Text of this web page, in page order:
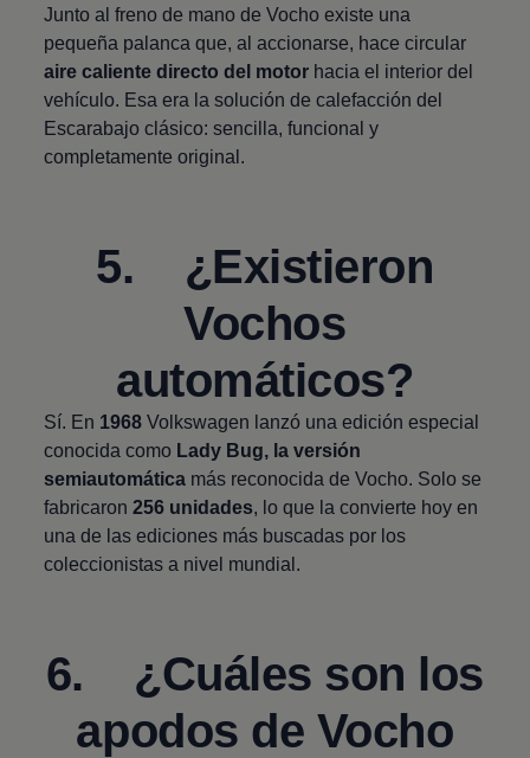
Junto al freno de mano de Vocho existe una
pequeña palanca que, al accionarse, hace circular
aire caliente directo del motor hacia el interior del
vehículo. Esa era la solución de calefacción del
Escarabajo clásico: sencilla, funcional y
completamente original.
5. ¿Existieron
Vochos
automáticos?
Sí. En 1968Volkswagen lanzó una edición especial
conocida como Lady Bug, la versión
semiautomática más reconocida de Vocho. Solo se
fabricaron256 unidades, lo que la convierte hoy en
una de las ediciones más buscadas por los
coleccionistas a nivel mundial.
6. ¿Cuáles son los
apodos de Vocho